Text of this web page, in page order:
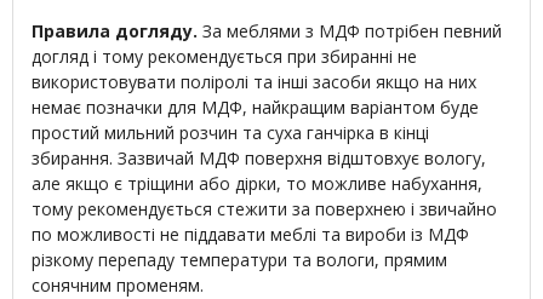
Правила догляду. За меблями з МДФ потрібен певний
догляд і тому рекомендується при збиранні не
використовувати поліролі та інші засоби якщо на них
немає позначки для МДФ, найкращим варіантом буде
простий мильний розчин та суха ганчірка в кінці
збирання. Зазвичай МДФ поверхня відштовхує вологу,
але якщо є тріщини або дірки, то можливе набухання,
тому рекомендується стежити за поверхнею і звичайно
по можливості не піддавати меблі та вироби із МДФ
різкому перепаду температури та вологи, прямим
сонячним променям.